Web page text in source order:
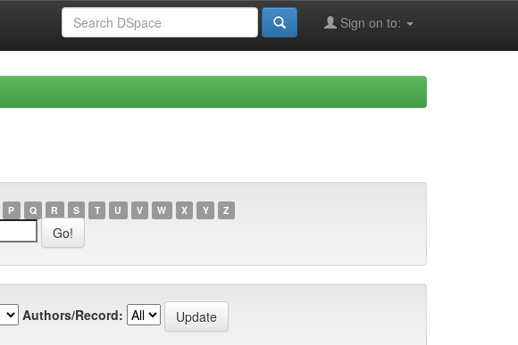
Sign on to:
P Q R S T U V W X Y Z
Authors/Record: